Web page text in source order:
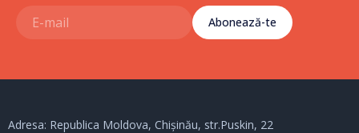
Abonează-te
Adresa: Republica Moldova, Chișinău, str.Puskin, 22